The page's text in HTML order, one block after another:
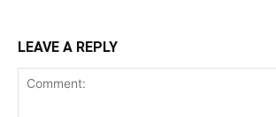
LEAVE A REPLY